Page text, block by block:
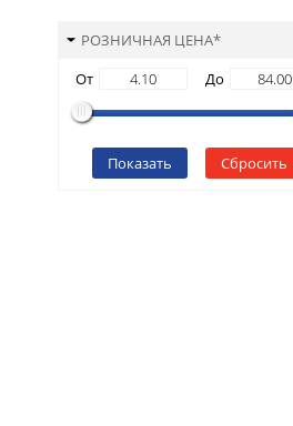
РОЗНИЧНАЯ ЦЕНА*
От
До
Показать Сбросить